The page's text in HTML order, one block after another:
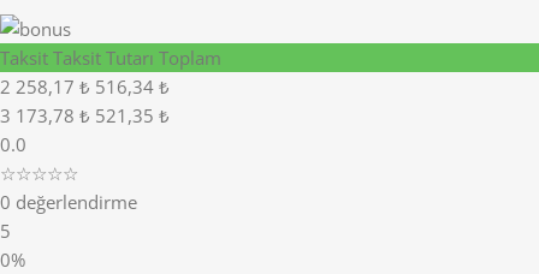
Taksit Taksit Tutarı Toplam
2 258,17 ₺ 516,34 ₺
3 173,78 ₺ 521,35 ₺
0.0
☆☆☆☆☆
0 değerlendirme
5
0%